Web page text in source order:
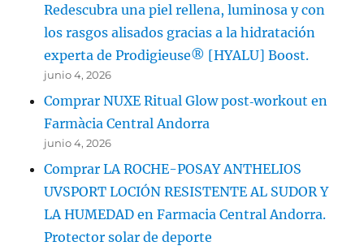
Redescubra una piel rellena, luminosa y con
los rasgos alisados gracias a la hidratación
experta de Prodigieuse® [HYALU] Boost.
junio 4, 2026
Comprar NUXE Ritual Glow post‑workout en
Farmàcia Central Andorra
junio 4, 2026
Comprar LA ROCHE-POSAY ANTHELIOS
UVSPORT LOCIÓN RESISTENTE AL SUDOR Y
LA HUMEDAD en Farmacia Central Andorra.
Protector solar de deporte